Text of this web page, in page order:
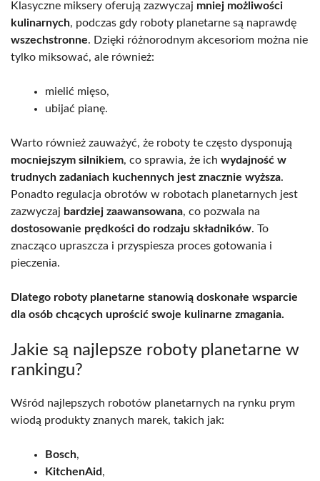
Klasyczne miksery oferują zazwyczaj mniej możliwości
kulinarnych, podczas gdy roboty planetarne są naprawdę
wszechstronne. Dzięki różnorodnym akcesoriom można nie
tylko miksować, ale również:
mielić mięso,
ubijać pianę.
Warto również zauważyć, że roboty te często dysponują
mocniejszym silnikiem, co sprawia, że ich wydajność w
trudnych zadaniach kuchennych jest znacznie wyższa.
Ponadto regulacja obrotów w robotach planetarnych jest
zazwyczaj bardziej zaawansowana, co pozwala na
dostosowanie prędkości do rodzaju składników. To
znacząco upraszcza i przyspiesza proces gotowania i
pieczenia.
Dlatego roboty planetarne stanowią doskonałe wsparcie
dla osób chcących uprościć swoje kulinarne zmagania.
Jakie są najlepsze roboty planetarne w
rankingu?
Wśród najlepszych robotów planetarnych na rynku prym
wiodą produkty znanych marek, takich jak:
Bosch,
KitchenAid,